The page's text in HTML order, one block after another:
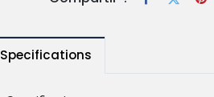
Specifications